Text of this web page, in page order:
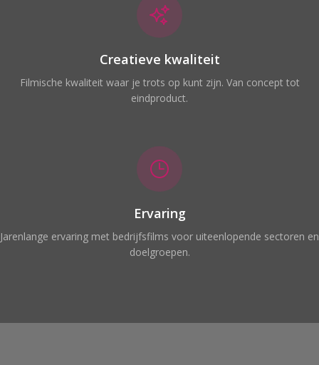
Creatieve kwaliteit
Filmische kwaliteit waar je trots op kunt zijn. Van concept tot
eindproduct.
Ervaring
Jarenlange ervaring met bedrijfsfilms voor uiteenlopende sectoren en
doelgroepen.